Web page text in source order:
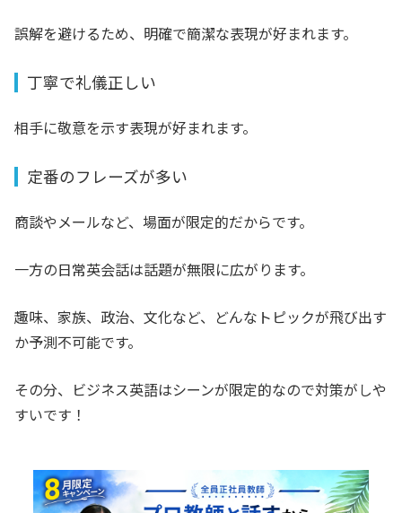
誤解を避けるため、明確で簡潔な表現が好まれます。
丁寧で礼儀正しい
相手に敬意を示す表現が好まれます。
定番のフレーズが多い
商談やメールなど、場面が限定的だからです。
一方の日常英会話は話題が無限に広がります。
趣味、家族、政治、文化など、どんなトピックが飛び出す
か予測不可能です。
その分、ビジネス英語はシーンが限定的なので対策がしや
すいです！